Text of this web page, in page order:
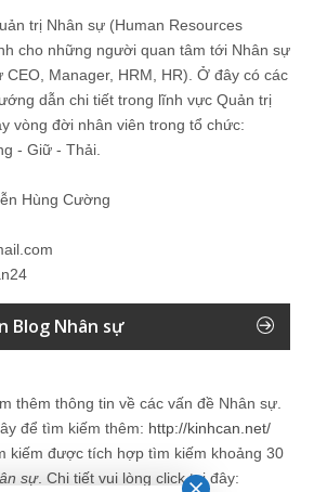
trị Nhân sự (Human Resources
cho những người quan tâm tới Nhân sự
Manager, HRM, HR). Ở đây có các
dẫn chi tiết trong lĩnh vực Quản trị
vòng đời nhân viên trong tổ chức:
- Giữ - Thải.
Hùng Cường
Blog Nhân sự
thêm thông tin về các vấn đề Nhân sự
để tìm kiếm thêm: http://kinhcan.net/
kiếm được tích hợp tìm kiếm khoảng 30
sự. Chi tiết vui lòng click tại đây: